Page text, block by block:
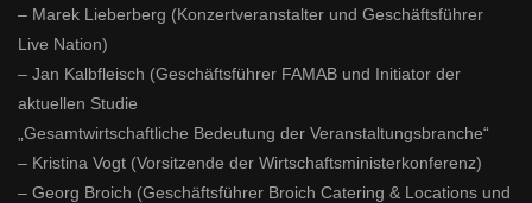
– Marek Lieberberg (Konzertveranstalter und Geschäftsführer
Live Nation)
– Jan Kalbfleisch (Geschäftsführer FAMAB und Initiator der
aktuellen Studie
„Gesamtwirtschaftliche Bedeutung der Veranstaltungsbranche“
– Kristina Vogt (Vorsitzende der Wirtschaftsministerkonferenz)
– Georg Broich (Geschäftsführer Broich Catering & Locations und